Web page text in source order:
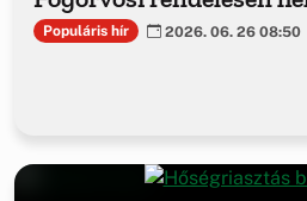
Populáris hír 2026. 06. 26 08:50